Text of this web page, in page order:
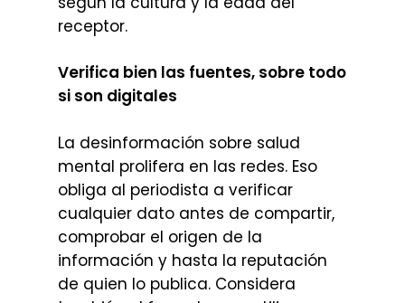
receptor.
Verifica bien las fuentes, sobre todo
si son digitales
La desinformación sobre salud
mental prolifera en las redes. Eso
obliga al periodista a verificar
cualquier dato antes de compartir,
comprobar el origen de la
información y hasta la reputación
de quien lo publica. Considera